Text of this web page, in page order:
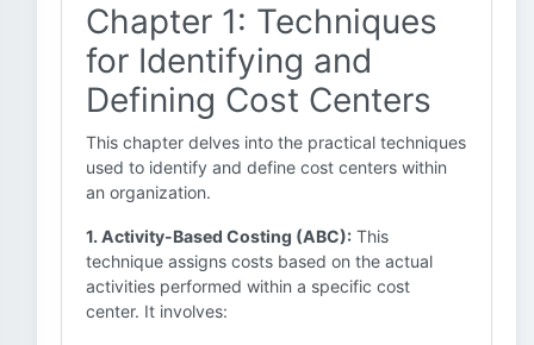
Chapter 1: Techniques
for Identifying and
Defining Cost Centers
This chapter delves into the practical techniques
used to identify and define cost centers within
an organization.
1. Activity-Based Costing (ABC): This
technique assigns costs based on the actual
activities performed within a specific cost
center. It involves: